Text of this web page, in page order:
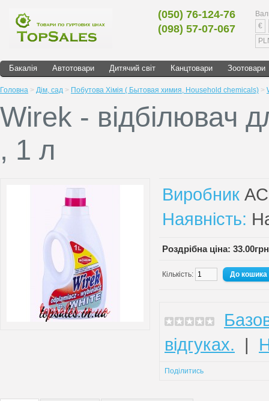
(050) 76-124-76
(098) 57-07-067
€
Бакалія Автотовари Дитячий світ Канцтовари Зоотовари
Головна > Дім, сад > Побутова Хімія ( Бытовая химия, Household chemicals) >
Wirek - відбілювач
, 1 л
Виробник
Наявність:
Роздрібна ціна: 33.00грн
Кількість:
відгуках. |
Поділитись